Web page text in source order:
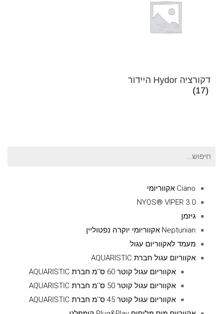
דקורציה Hydor היידור
(17)
חיפוש
Ciano אקווריומי
NYOS® VIPER 3.0
גיזמן
Neptunian אקווריומי יוקרה נפטוליין
מעמד לאקווריום עגול
אקווריום עגול חברת AQUARISTIC
אקווריום עגול קוטר 60 ס''מ חברת AQUARISTIC
אקווריום עגול קוטר 50 ס''מ חברת AQUARISTIC
אקווריום עגול קוטר 45 ס''מ חברת AQUARISTIC